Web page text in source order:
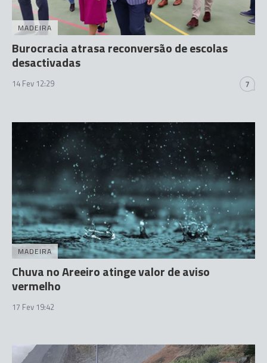
MADEIRA
Burocracia atrasa reconversão de escolas
desactivadas
14 Fev 12:29 7
MADEIRA
Chuva no Areeiro atinge valor de aviso
vermelho
17 Fev 19:42